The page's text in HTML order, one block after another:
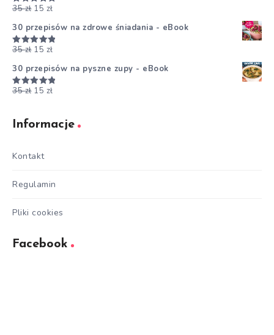
Oceniono
35zł 15 zł
30 przepisów na zdrowe śniadania - eBook
Oceniono
35zł 15 zł
30 przepisów na pyszne zupy - eBook
Oceniono
35zł 15 zł
Informacje
Kontakt
Regulamin
Pliki cookies
Facebook